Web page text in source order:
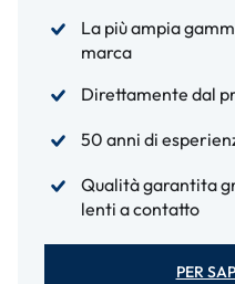
La più ampia
marca
Direttamente dal
50 anni di
Qualità garantita
lenti a contatto
PER